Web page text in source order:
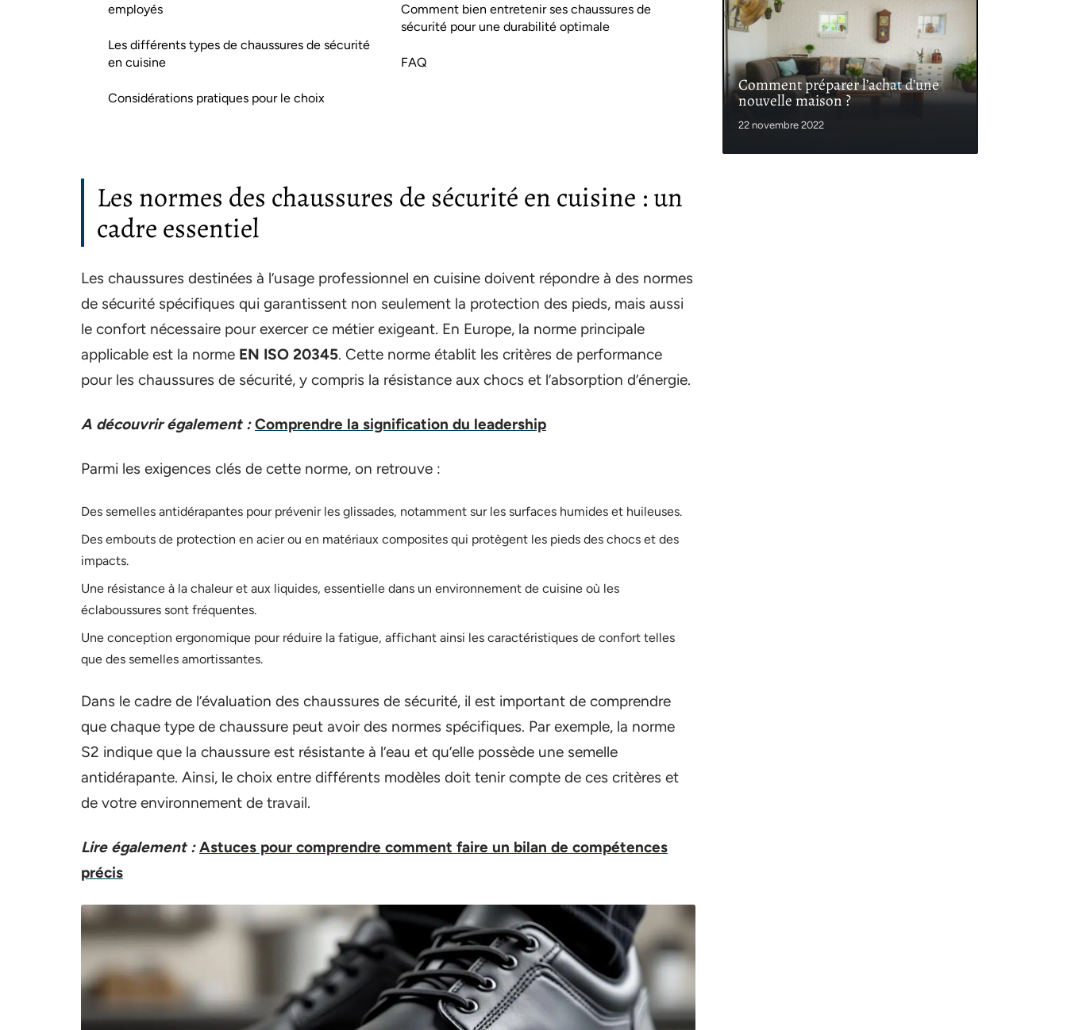
employés
Les différents types de chaussures de sécurité
en cuisine
Considérations pratiques pour le choix
Comment bien entretenir ses chaussures de
sécurité pour une durabilité optimale
FAQ
Les normes des chaussures de sécurité en cuisine : un
cadre essentiel
Les chaussures destinées à l’usage professionnel en cuisine doivent répondre à des normes
de sécurité spécifiques qui garantissent non seulement la protection des pieds, mais aussi
le confort nécessaire pour exercer ce métier exigeant. En Europe, la norme principale
applicable est la norme EN ISO 20345. Cette norme établit les critères de performance
pour les chaussures de sécurité, y compris la résistance aux chocs et l’absorption d’énergie.
A découvrir également : Comprendre la signification du leadership
Parmi les exigences clés de cette norme, on retrouve :
Des semelles antidérapantes pour prévenir les glissades, notamment sur les surfaces humides et huileuses.
Des embouts de protection en acier ou en matériaux composites qui protègent les pieds des chocs et des
impacts.
Une résistance à la chaleur et aux liquides, essentielle dans un environnement de cuisine où les
éclaboussures sont fréquentes.
Une conception ergonomique pour réduire la fatigue, affichant ainsi les caractéristiques de confort telles
que des semelles amortissantes.
Dans le cadre de l’évaluation des chaussures de sécurité, il est important de comprendre
que chaque type de chaussure peut avoir des normes spécifiques. Par exemple, la norme
S2 indique que la chaussure est résistante à l’eau et qu’elle possède une semelle
antidérapante. Ainsi, le choix entre différents modèles doit tenir compte de ces critères et
de votre environnement de travail.
Lire également : Astuces pour comprendre comment faire un bilan de compétences
précis
Comment préparer l’achat d’une
nouvelle maison ?
22 novembre 2022